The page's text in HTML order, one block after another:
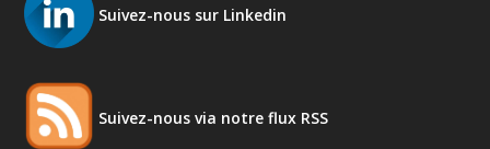
Suivez-nous sur Linkedin
Suivez-nous via notre flux RSS